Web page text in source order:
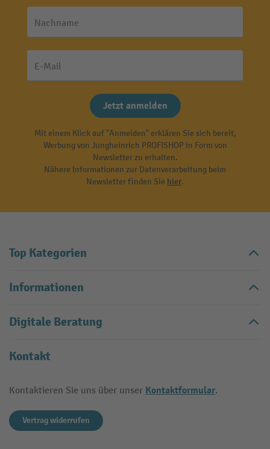
Nachname
E-Mail
Jetzt anmelden
Mit einem Klick auf "Anmelden" erklären Sie sich bereit,
Werbung von Jungheinrich PROFISHOP in Form von
Newsletter zu erhalten.
Nähere Informationen zur Datenverarbeitung beim
Newsletter finden Sie hier.
Top Kategorien
Informationen
Digitale Beratung
Kontakt
Kontaktieren Sie uns über unser Kontaktformular.
Vertrag widerrufen